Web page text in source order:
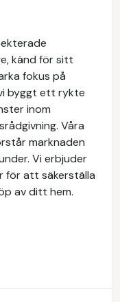
känd för sitt
fokus på
byggt ett rykte
inom
Våra
marknaden
Vi erbjuder
att säkerställa
av ditt hem.